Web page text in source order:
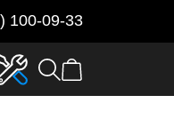
100-09-33